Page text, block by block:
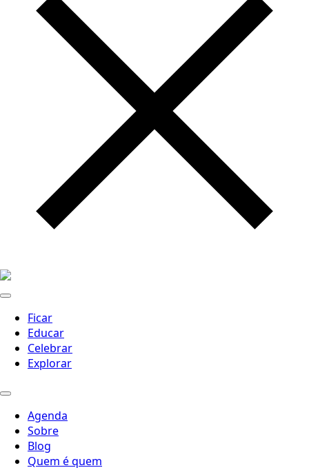
Ficar
Educar
Celebrar
Explorar
Agenda
Sobre
Blog
Quem é quem